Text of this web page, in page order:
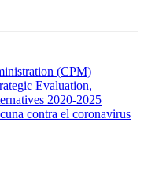
(CPM)
Evaluation,
2020-2025
contra el coronavirus